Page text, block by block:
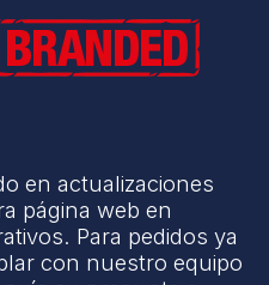
en actualizaciones
página web en
Para pedidos ya
con nuestro equipo